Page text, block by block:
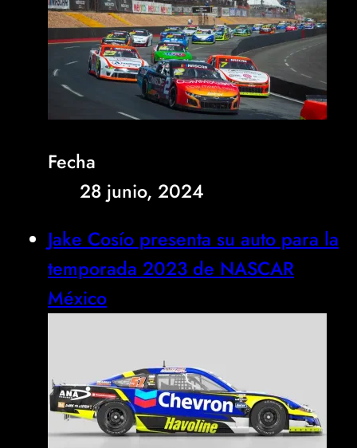
Fecha
28 junio, 2024
Jake Cosío presenta su auto para la
temporada 2023 de NASCAR
México